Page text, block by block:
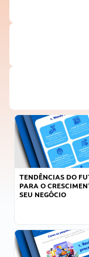
TENDÊNCIAS DO
PARA O
SEU NEGÓCIO